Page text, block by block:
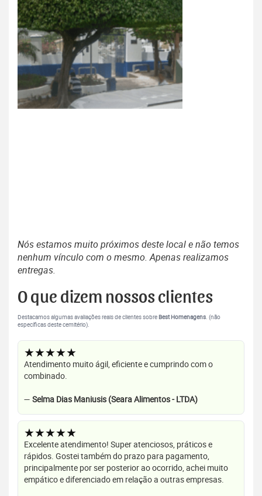
Nós estamos muito próximos deste local e não temos
nenhum vínculo com o mesmo. Apenas realizamos
entregas.
O que dizem nossos clientes
Destacamos algumas avaliações reais de clientes sobreBest Homenagens. (não
específicas deste cemitério).
★★★★★
Atendimento muito ágil, eficiente e cumprindo com o
combinado.
— Selma Dias Maniusis (Seara Alimentos - LTDA)
★★★★★
Excelente atendimento! Super atenciosos, práticos e
rápidos. Gostei também do prazo para pagamento,
principalmente por ser posterior ao ocorrido, achei muito
empático e diferenciado em relação a outras empresas.